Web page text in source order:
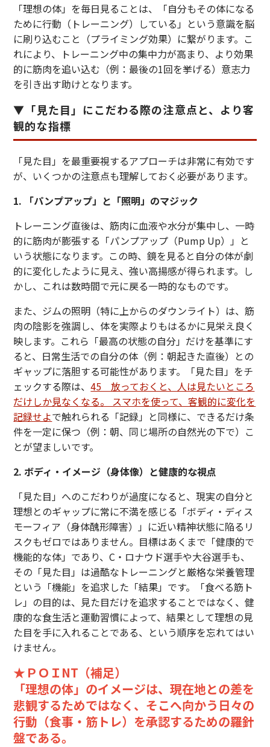
「理想の体」を毎日見ることは、「自分もその体になる
ために行動（トレーニング）している」という意識を脳
に刷り込むこと（プライミング効果）に繋がります。こ
れにより、トレーニング中の集中力が高まり、より効果
的に筋肉を追い込む（例：最後の1回を挙げる）意志力
を引き出す助けとなります。
▼「見た目」にこだわる際の注意点と、より客
観的な指標
「見た目」を最重要視するアプローチは非常に有効です
が、いくつかの注意点も理解しておく必要があります。
1. 「パンプアップ」と「照明」のマジック
トレーニング直後は、筋肉に血液や水分が集中し、一時
的に筋肉が膨張する「パンプアップ（Pump Up）」と
いう状態になります。この時、鏡を見ると自分の体が劇
的に変化したように見え、強い高揚感が得られます。し
かし、これは数時間で元に戻る一時的なものです。
また、ジムの照明（特に上からのダウンライト）は、筋
肉の陰影を強調し、体を実際よりもはるかに見栄え良く
映します。これら「最高の状態の自分」だけを基準にす
ると、日常生活での自分の体（例：朝起きた直後）との
ギャップに落胆する可能性があります。「見た目」をチ
ェックする際は、45 放っておくと、人は見たいところ
だけしか見なくなる。 スマホを使って、客観的に変化を
記録せよで触れられる「記録」と同様に、できるだけ条
件を一定に保つ（例：朝、同じ場所の自然光の下で）こ
とが望ましいです。
2. ボディ・イメージ（身体像）と健康的な視点
「見た目」へのこだわりが過度になると、現実の自分と
理想とのギャップに常に不満を感じる「ボディ・ディス
モーフィア（身体醜形障害）」に近い精神状態に陥るリ
スクもゼロではありません。目標はあくまで「健康的で
機能的な体」であり、C・ロナウド選手や大谷選手も、
その「見た目」は過酷なトレーニングと厳格な栄養管理
という「機能」を追求した「結果」です。「食べる筋ト
レ」の目的は、見た目だけを追求することではなく、健
康的な食生活と運動習慣によって、結果として理想の見
た目を手に入れることである、という順序を忘れてはい
けません。
★ＰＯＩNT（補足）
「理想の体」のイメージは、現在地との差を
悲観するためではなく、そこへ向かう日々の
行動（食事・筋トレ）を承認するための羅針
盤である。